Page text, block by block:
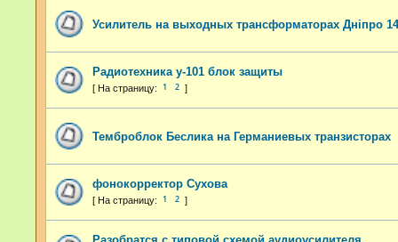
Усилитель на выходных трансформаторах Днiпро
Радиотехника у-101 блок защиты
1 2
Темброблок Беслика на Германиевых транзисторах
фонокорректор Сухова
1 2